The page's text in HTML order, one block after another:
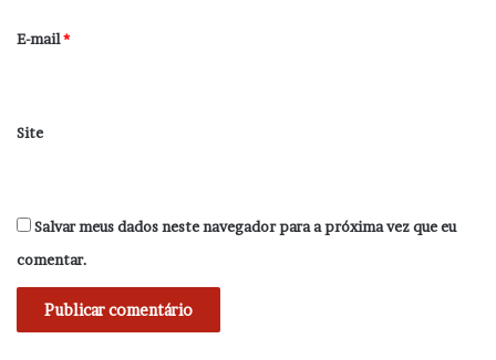
*
E-mail*
Site
Salvar meus dados neste navegador para a próxima vez que eu
comentar.